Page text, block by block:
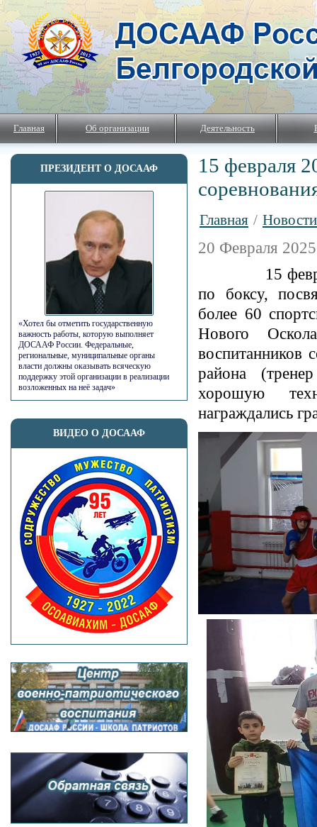
Главная Об организации Деятельность
ПРЕЗИДЕНТ О ДОСААФ
«Хотел бы отметить государственную
важность работы, которую выполняет
ДОСААФ России. Федеральные,
региональные, муниципальные органы
власти должны оказывать всяческую
поддержку этой организации в реализации
возложенных на неё задач»
ВИДЕО О ДОСААФ
15 февраля
Главная / Новости
20 Февраля
15 февраля
по боксу,
более 60
Нового
района
хорошую
награждались